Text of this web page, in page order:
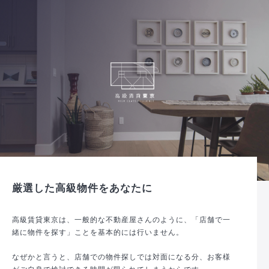
厳選した高級物件をあなたに
高級賃貸東京は、一般的な不動産屋さんのように、「店舗で一
緒に物件を探す」ことを基本的には行いません。
なぜかと言うと、店舗での物件探しでは対面になる分、お客様